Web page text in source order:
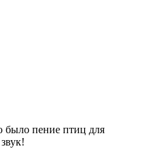
было пение птиц для